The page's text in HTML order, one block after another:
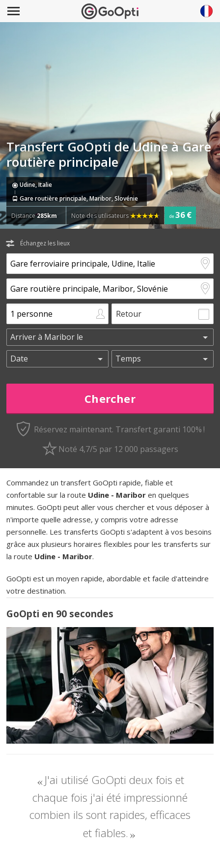
Transfert GoOpti de Udine à Gare
routière principale
Udine, Italie
Gare routière principale, Maribor, Slovénie
Distance285km Note des utilisateurs de 36 €
Échangez les lieux
Retour
Réservez maintenant. Transfert garanti 100% !
Noté 4,7/5 par 12 000 passagers
Commandez un transfert GoOpti rapide, fiable et
confortable sur la route Udine - Maribor en quelques
minutes. GoOpti peut aller vous chercher et vous déposer à
n'importe quelle adresse, y compris votre adresse
personnelle. Les transferts GoOpti s'adaptent à vos besoins
grâce aux plusieurs horaires flexibles pour les transferts sur
la route Udine - Maribor.
GoOpti est un moyen rapide, abordable et facile d'atteindre
votre destination.
GoOpti en 90 secondes
J'ai utilisé GoOpti deux fois et
chaque fois j'ai été impressionné
combien ils sont rapides, efficaces
et fiables.